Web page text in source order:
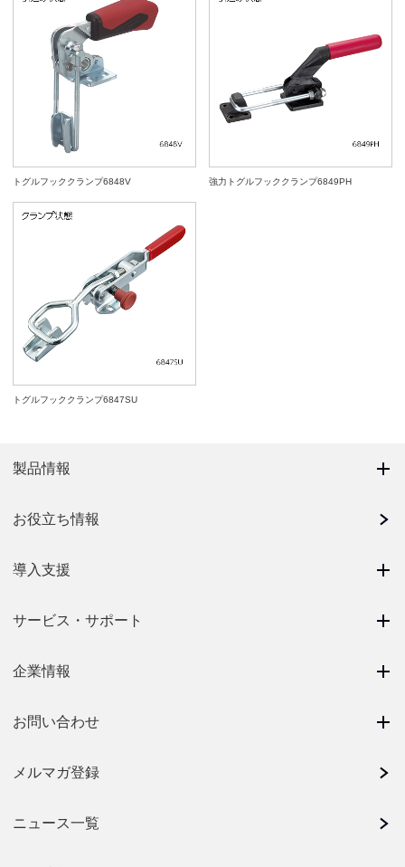
トグルフッククランプ6848V 強力トグルフッククランプ6849PH
トグルフッククランプ6847SU
製品情報
お役立ち情報
導入支援
サービス・サポート
企業情報
お問い合わせ
メルマガ登録
ニュース一覧